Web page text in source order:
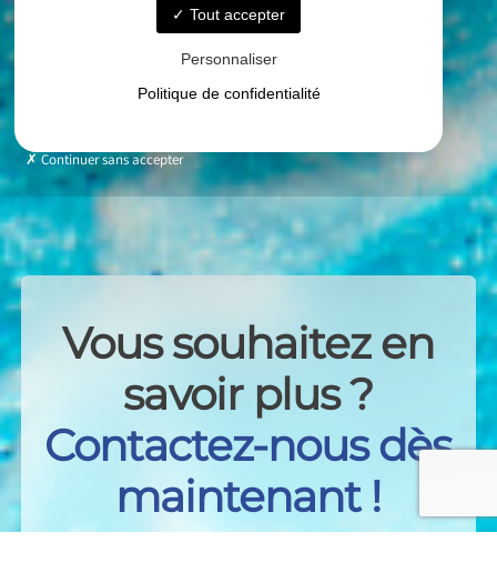
Vous souhaitez en
savoir plus ?
Contactez-nous dès
maintenant !
Tout accepter
Personnaliser
Politique de confidentialité
Continuer sans accepter